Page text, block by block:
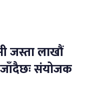
जस्ता लाखौं
संयोजक